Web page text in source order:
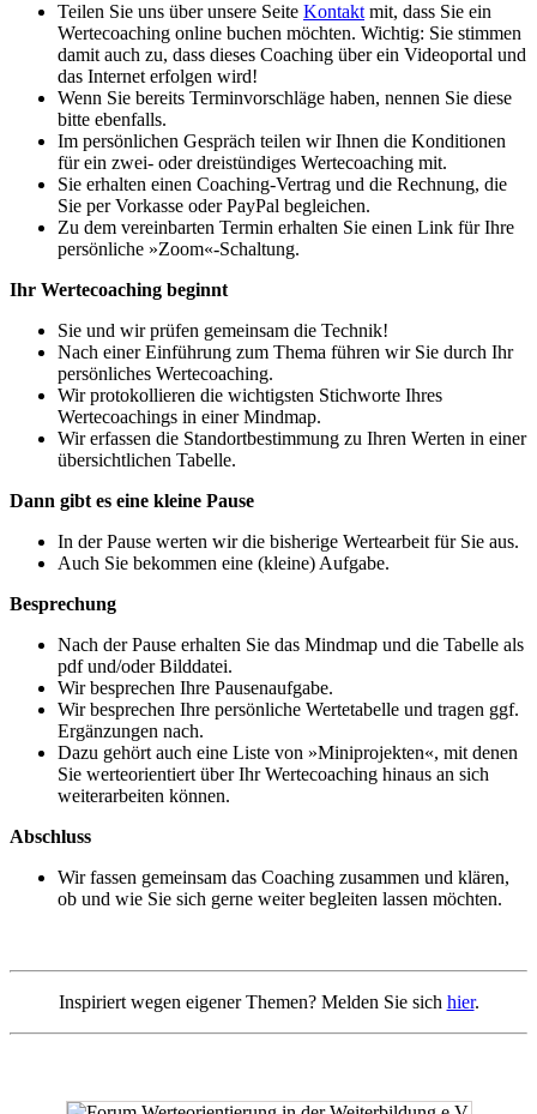
Teilen Sie uns über unsere Seite Kontakt mit, dass Sie ein
Wertecoaching online buchen möchten. Wichtig: Sie stimmen
damit auch zu, dass dieses Coaching über ein Videoportal und
das Internet erfolgen wird!
Wenn Sie bereits Terminvorschläge haben, nennen Sie diese
bitte ebenfalls.
Im persönlichen Gespräch teilen wir Ihnen die Konditionen
für ein zwei- oder dreistündiges Wertecoaching mit.
Sie erhalten einen Coaching-Vertrag und die Rechnung, die
Sie per Vorkasse oder PayPal begleichen.
Zu dem vereinbarten Termin erhalten Sie einen Link für Ihre
persönliche »Zoom«-Schaltung.
Ihr Wertecoaching beginnt
Sie und wir prüfen gemeinsam die Technik!
Nach einer Einführung zum Thema führen wir Sie durch Ihr
persönliches Wertecoaching.
Wir protokollieren die wichtigsten Stichworte Ihres
Wertecoachings in einer Mindmap.
Wir erfassen die Standortbestimmung zu Ihren Werten in einer
übersichtlichen Tabelle.
Dann gibt es eine kleine Pause
In der Pause werten wir die bisherige Wertearbeit für Sie aus.
Auch Sie bekommen eine (kleine) Aufgabe.
Besprechung
Nach der Pause erhalten Sie das Mindmap und die Tabelle als
pdf und/oder Bilddatei.
Wir besprechen Ihre Pausenaufgabe.
Wir besprechen Ihre persönliche Wertetabelle und tragen ggf.
Ergänzungen nach.
Dazu gehört auch eine Liste von »Miniprojekten«, mit denen
Sie werteorientiert über Ihr Wertecoaching hinaus an sich
weiterarbeiten können.
Abschluss
Wir fassen gemeinsam das Coaching zusammen und klären,
ob und wie Sie sich gerne weiter begleiten lassen möchten.
Inspiriert wegen eigener Themen? Melden Sie sich hier.